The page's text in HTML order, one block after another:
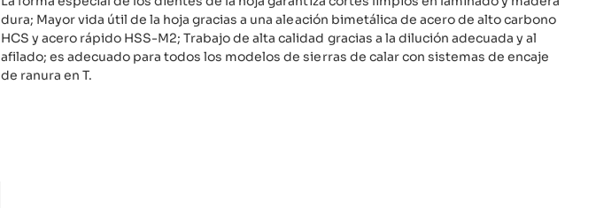
dura; Mayor vida útil de la hoja gracias a una aleación bimetálica de acero de alto carbono
HCS y acero rápido HSS-M2; Trabajo de alta calidad gracias a la dilución adecuada y al
afilado; es adecuado para todos los modelos de sierras de calar con sistemas de encaje
de ranura en T.